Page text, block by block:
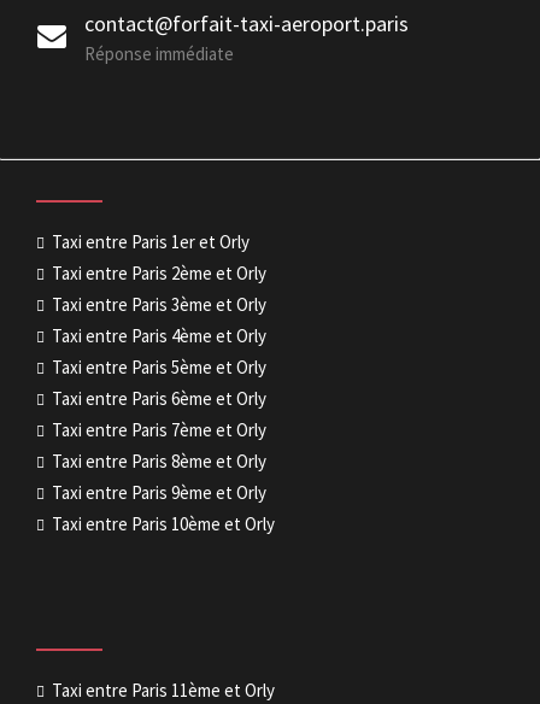
contact@forfait-taxi-aeroport.paris
Réponse immédiate
Taxi entre Paris 1er et Orly
Taxi entre Paris 2ème et Orly
Taxi entre Paris 3ème et Orly
Taxi entre Paris 4ème et Orly
Taxi entre Paris 5ème et Orly
Taxi entre Paris 6ème et Orly
Taxi entre Paris 7ème et Orly
Taxi entre Paris 8ème et Orly
Taxi entre Paris 9ème et Orly
Taxi entre Paris 10ème et Orly
Taxi entre Paris 11ème et Orly